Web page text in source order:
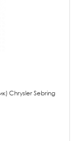
Chrysler Sebring